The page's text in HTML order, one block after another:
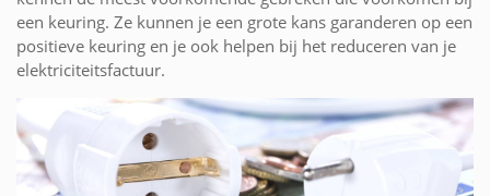
een keuring. Ze kunnen je een grote kans garanderen op een
positieve keuring en je ook helpen bij het reduceren van je
elektriciteitsfactuur.